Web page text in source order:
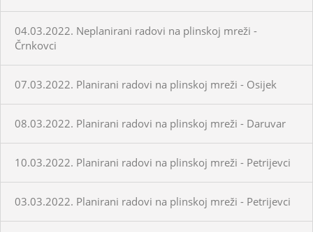
04.03.2022. Neplanirani radovi na plinskoj mreži -
Črnkovci
07.03.2022. Planirani radovi na plinskoj mreži - Osijek
08.03.2022. Planirani radovi na plinskoj mreži - Daruvar
10.03.2022. Planirani radovi na plinskoj mreži - Petrijevci
03.03.2022. Planirani radovi na plinskoj mreži - Petrijevci